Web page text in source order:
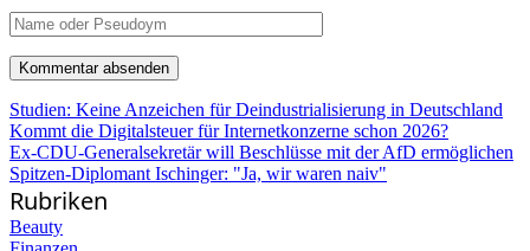
Studien: Keine Anzeichen für Deindustrialisierung in Deutschland
Kommt die Digitalsteuer für Internetkonzerne schon 2026?
Ex-CDU-Generalsekretär will Beschlüsse mit der AfD ermöglichen
Spitzen-Diplomant Ischinger: "Ja, wir waren naiv"
Rubriken
Beauty